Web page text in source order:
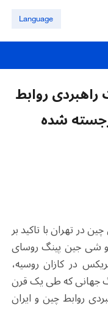
Language
روابط
شده
در تهران با تاکید بر
شی جین پینگ روسای
در کازان روسیه،
جهانی که طی یک قرن
روابط چین و ایران